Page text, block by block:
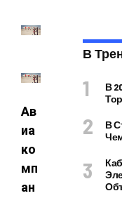
Ав
иа
ко
мп
ан
В
В
В